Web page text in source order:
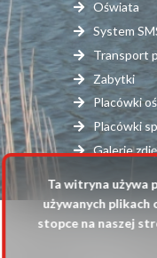
Oświata
System
Transport
Zabytki
Placówki
Placówki
Galerie
©
Ta witryna używa
używanych plikach
stopce na naszej